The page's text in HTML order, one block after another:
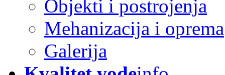
Objekti i postrojenja
Mehanizacija i oprema
Galerija